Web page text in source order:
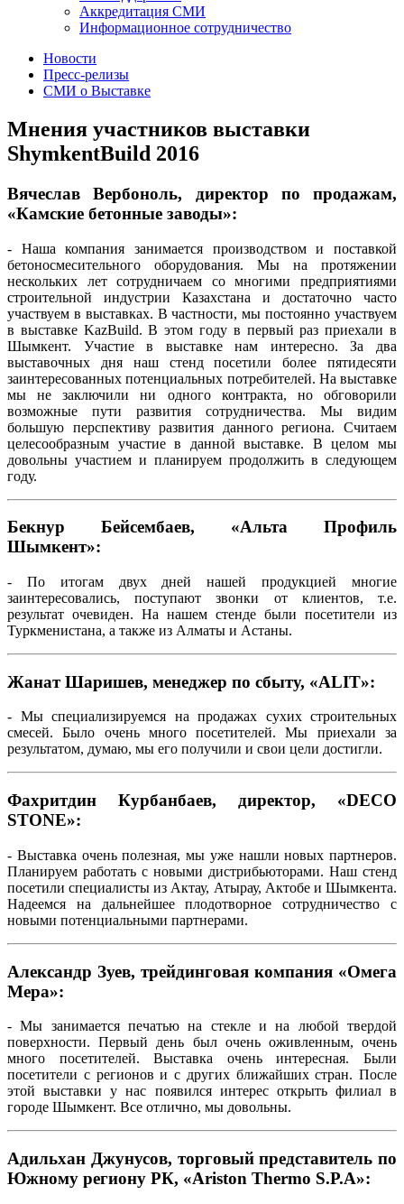
Аккредитация СМИ
Информационное сотрудничество
Новости
Пресс-релизы
СМИ о Выставке
Мнения участников выставки
ShymkentBuild 2016
Вячеслaв Вербоноль, директор по продажам,
«Камские бетонные заводы»:
- Наша компания занимается производством и поставкой
бетоносмесительного оборудования. Мы на протяжении
нескольких лет сотрудничаем со многими предприятиями
строительной индустрии Казахстана и достаточно часто
участвуем в выставках. В частности, мы постоянно участвуем
в выставке KazBuild. В этом году в первый раз приехали в
Шымкент. Участие в выставке нам интересно. За два
выставочных дня наш стенд посетили более пятидесяти
заинтересованных потенциальных потребителей. На выставке
мы не заключили ни одного контракта, но обговорили
возможные пути развития сотрудничества. Мы видим
большую перспективу развития данного региона. Считаем
целесообразным участие в данной выставке. В целом мы
довольны участием и планируем продолжить в следующем
году.
Бекнур Бейсембаев, «Альта Профиль
Шымкент»:
- По итогам двух дней нашей продукцией многие
заинтересовались, поступают звонки от клиентов, т.е.
результат очевиден. На нашем стенде были посетители из
Туркменистана, а также из Алматы и Астаны.
Жанат Шаришев, менеджер по сбыту, «ALIT»:
- Мы специализируемся на продажах сухих строительных
смесей. Было очень много посетителей. Мы приехали за
результатом, думаю, мы его получили и свои цели достигли.
Фахритдин Курбанбаев, директор, «DECO
STONE»:
- Выставка очень полезная, мы уже нашли новых партнеров.
Планируем работать с новыми дистрибьюторами. Наш стенд
посетили специалисты из Актау, Атырау, Актобе и Шымкента.
Надеемся на дальнейшее плодотворное сотрудничество с
новыми потенциальными партнерами.
Александр Зуев, трейдинговая компания «Омега
Мера»:
- Мы занимается печатью на стекле и на любой твердой
поверхности. Первый день был очень оживленным, очень
много посетителей. Выставка очень интересная. Были
посетители с регионов и с других ближайших стран. После
этой выставки у нас появился интерес открыть филиал в
городе Шымкент. Все отлично, мы довольны.
Адильхан Джунусов, торговый представитель по
Южному региону РК, «Ariston Thermo S.P.A»: